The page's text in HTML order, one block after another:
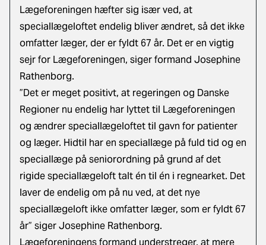
Lægeforeningen hæfter sig især ved, at
speciallægeloftet endelig bliver ændret, så det ikke
omfatter læger, der er fyldt 67 år. Det er en vigtig
sejr for Lægeforeningen, siger formand Josephine
Rathenborg.
”Det er meget positivt, at regeringen og Danske
Regioner nu endelig har lyttet til Lægeforeningen
og ændrer speciallægeloftet til gavn for patienter
og læger. Hidtil har en speciallæge på fuld tid og en
speciallæge på seniorordning på grund af det
rigide speciallægeloft talt én til én i regnearket. Det
laver de endelig om på nu ved, at det nye
speciallægeloft ikke omfatter læger, som er fyldt 67
år” siger Josephine Rathenborg.
Lægeforeningens formand understreger, at mere